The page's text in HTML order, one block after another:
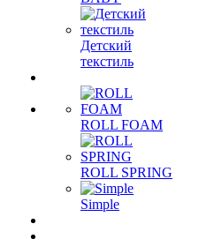
Детский
текстиль
ROLL FOAM
ROLL SPRING
Simple